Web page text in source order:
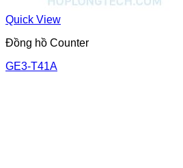
Quick View
Đồng hồ Counter
GE3-T41A